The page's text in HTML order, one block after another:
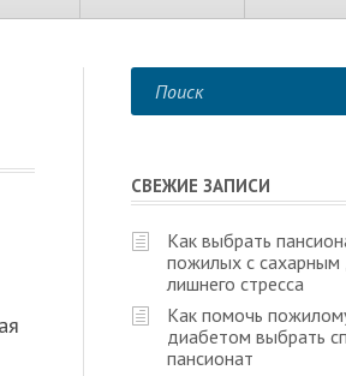
СВЕЖИЕ ЗАПИСИ
Как выбрать
пожилых с
лишнего стресса
Как помочь
диабетом выбрать
пансионат